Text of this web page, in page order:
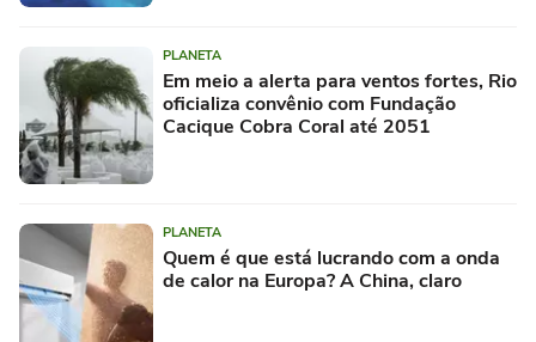
PLANETA
Em meio a alerta para ventos fortes, Rio
oficializa convênio com Fundação
Cacique Cobra Coral até 2051
PLANETA
Quem é que está lucrando com a onda
de calor na Europa? A China, claro